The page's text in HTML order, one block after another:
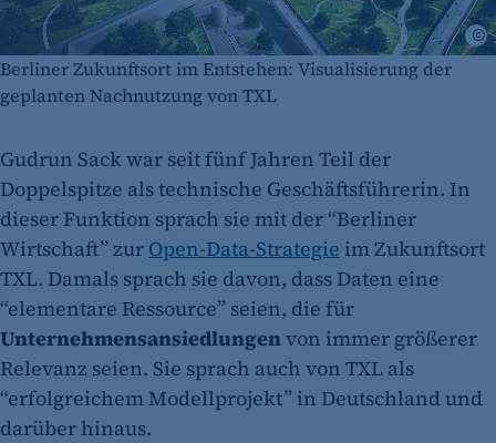
Berliner Zukunftsort im Entstehen: Visualisierung der
geplanten Nachnutzung von TXL
Gudrun Sack war seit fünf Jahren Teil der
Doppelspitze als technische Geschäftsführerin. In
dieser Funktion sprach sie mit der “Berliner
Wirtschaft” zur Open-Data-Strategie im Zukunftsort
TXL. Damals sprach sie davon, dass Daten eine
“elementare Ressource” seien, die für
Unternehmensansiedlungenvon immer größerer
Relevanz seien. Sie sprach auch von TXL als
“erfolgreichem Modellprojekt” in Deutschland und
darüber hinaus.